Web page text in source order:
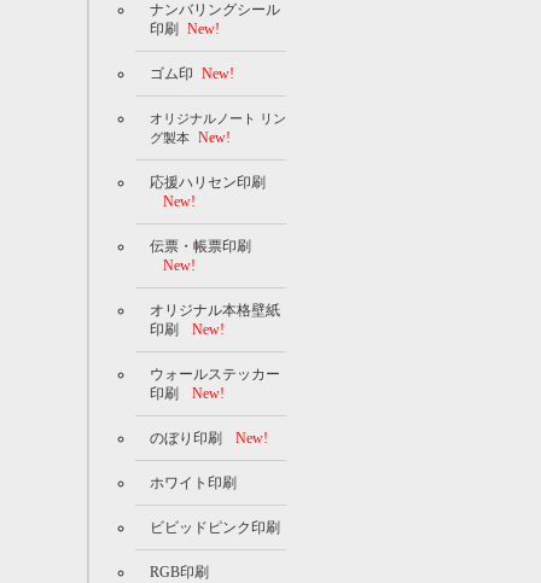
ナンバリングシール
印刷
New!
ゴム印 New!
オリジナルノート リン
グ製本 New!
応援ハリセン印刷
New!
伝票・帳票印刷
New!
オリジナル本格壁紙
印刷
New!
ウォールステッカー
印刷
New!
のぼり印刷 New!
ホワイト印刷
ビビッドピンク印刷
RGB印刷